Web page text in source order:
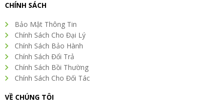
CHÍNH SÁCH
Bảo Mật Thông Tin
Chính Sách Cho Đại Lý
Chính Sách Bảo Hành
Chính Sách Đổi Trả
Chính Sách Bồi Thường
Chính Sách Cho Đối Tác
VỀ CHÚNG TÔI